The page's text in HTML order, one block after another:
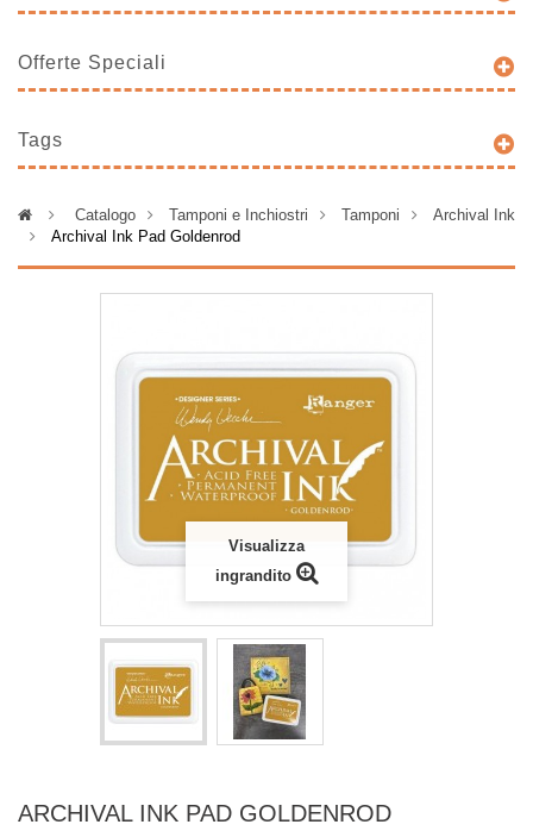
Offerte Speciali
Tags
> Catalogo > Tamponi e Inchiostri > Tamponi >
Archival Ink
>
Archival Ink Pad Goldenrod
Visualizza
ingrandito
ARCHIVAL INK PAD GOLDENROD